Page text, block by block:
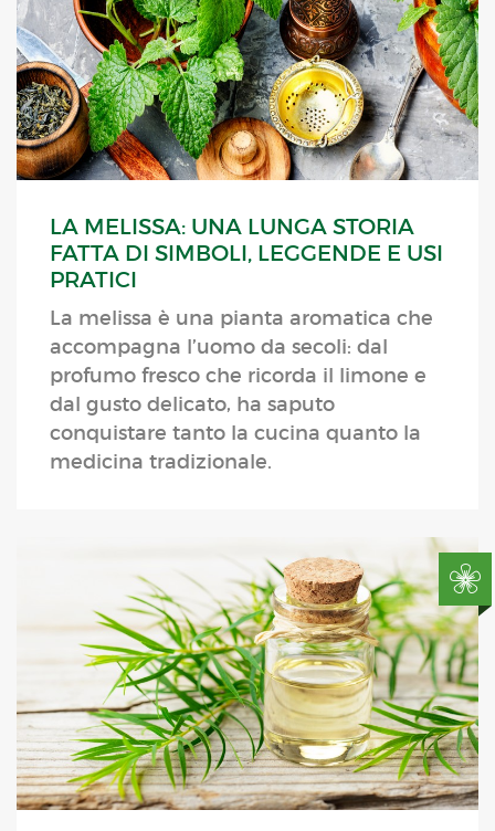
LA MELISSA: UNA LUNGA STORIA
FATTA DI SIMBOLI, LEGGENDE E USI
PRATICI
La melissa è una pianta aromatica che
accompagna l’uomo da secoli: dal
profumo fresco che ricorda il limone e
dal gusto delicato, ha saputo
conquistare tanto la cucina quanto la
medicina tradizionale.